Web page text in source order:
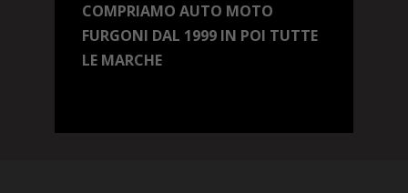
COMPRIAMO AUTO MOTO
FURGONI DAL 1999 IN POI TUTTE
LE MARCHE